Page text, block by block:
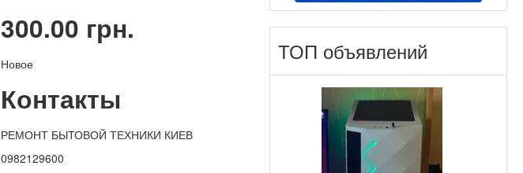
300.00 грн.
Новое
Контакты
РЕМОНТ БЫТОВОЙ ТЕХНИКИ КИЕВ
0982129600
ТОП объявлений